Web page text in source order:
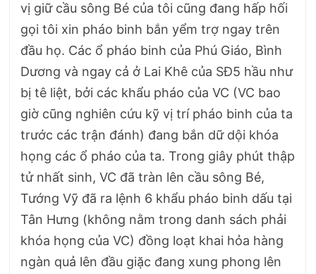
vị giữ cầu sông Bé của tôi cũng đang hấp hối
gọi tôi xin pháo binh bắn yểm trợ ngay trên
đầu họ. Các ổ pháo binh của Phú Giáo, Bình
Dương và ngay cả ở Lai Khê của SĐ5 hầu như
bị tê liệt, bởi các khẩu pháo của VC (VC bao
giờ cũng nghiên cứu kỹ vị trí pháo binh của ta
trước các trận đánh) đang bắn dữ dội khóa
họng các ổ pháo của ta. Trong giây phút thập
tử nhất sinh, VC đã tràn lên cầu sông Bé,
Tướng Vỹ đã ra lệnh 6 khẩu pháo binh dấu tại
Tân Hưng (không nằm trong danh sách phải
khóa họng của VC) đồng loạt khai hỏa hàng
ngàn quả lên đầu giặc đang xung phong lên